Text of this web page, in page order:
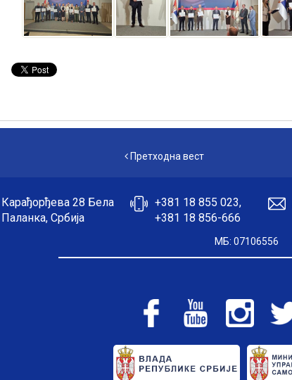
Претходна вест
Карађорђева 28 Бела
Паланка, Србија
+381 18 855 023,
+381 18 856-666
МБ: 07106556